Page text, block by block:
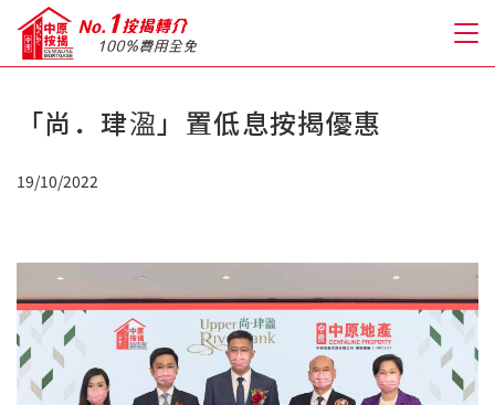
關於我們
人才房貸・開戶優惠
免費房貸轉介服務
免費開戶轉介服務
「尚．珒溋」置低息按揭優惠
19/10/2022